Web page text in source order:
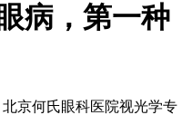
病，第一种
京何氏眼科医院视光学专